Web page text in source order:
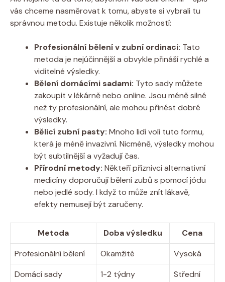
vás chceme‌ nasměrovat ‌k‌ tomu,⁣ abyste si vybrali​ tu
správnou metodu. Existuje několik možností:
Profesionální bělení v zubní ordinaci: Tato
metoda je nejúčinnější‌ a ‍obvykle přináší rychlé a​
viditelné ‍výsledky.
Bělení domácími sadami: Tyto sady můžete
zakoupit v lékárně nebo online. Jsou méně silné
než ty profesionální, ale ​mohou přinést dobré
výsledky.
Bělicí zubní pasty: Mnoho lidí⁣ volí tuto formu,
která je méně‍ invazivní. Nicméně, ⁢výsledky mohou
být⁤ subtilnější​ a vyžadují čas.
Přírodní metody: Někteří příznivci alternativní
medicíny doporučují bělení zubů s pomocí jódu
nebo jedlé sody. I když to může znít lákavě,
efekty nemusejí být⁣ zaručeny.
Metoda Doba výsledku
Cena
Profesionální⁣ bělení
Okamžité
Vysoká
Domácí sady
1-2 týdny
Střední